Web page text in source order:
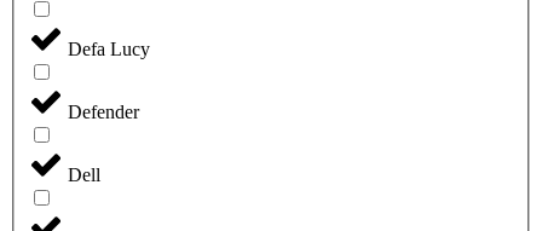
Defa Lucy
Defender
Dell